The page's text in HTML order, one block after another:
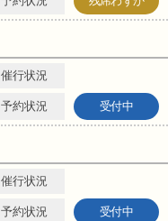
催行状況
予約状況 受付中
催行状況
予約状況 受付中